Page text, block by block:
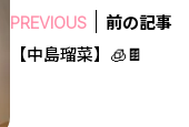
PREVIOUS
前の記事
【中島瑠菜】🧊🍫